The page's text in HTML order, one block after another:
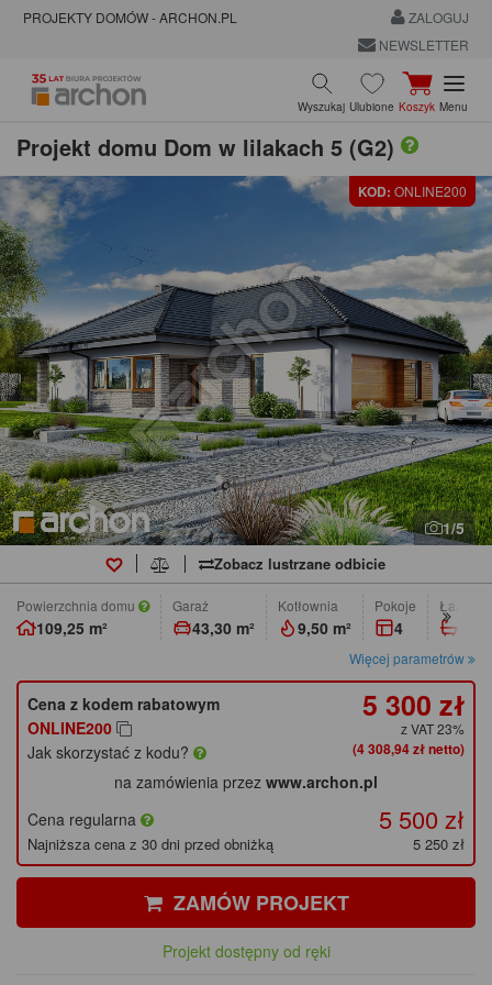
PROJEKTY DOMÓW - ARCHON.PL
ZALOGUJ
NEWSLETTER
Wyszukaj Ulubione Koszyk Menu
Projekt domu Dom w lilakach 5 (G2)
KOD: ONLINE200
1/5
Zobacz lustrzane odbicie
Powierzchnia domu
109,25 m²
Garaż
43,30 m²
Kotłownia
9,50 m²
pokoje
4
Więcej parametrów
Cena z kodem rabatowym
ONLINE200
Jak skorzystać z kodu?
5 300 zł
z VAT 23%
(4 308,94 zł netto)
na zamówienia przez www.archon.pl
Cena regularna
5 500 zł
Najniższa cena z 30 dni przed obniżką 5 250 zł
ZAMÓW PROJEKT
Projekt dostępny od ręki